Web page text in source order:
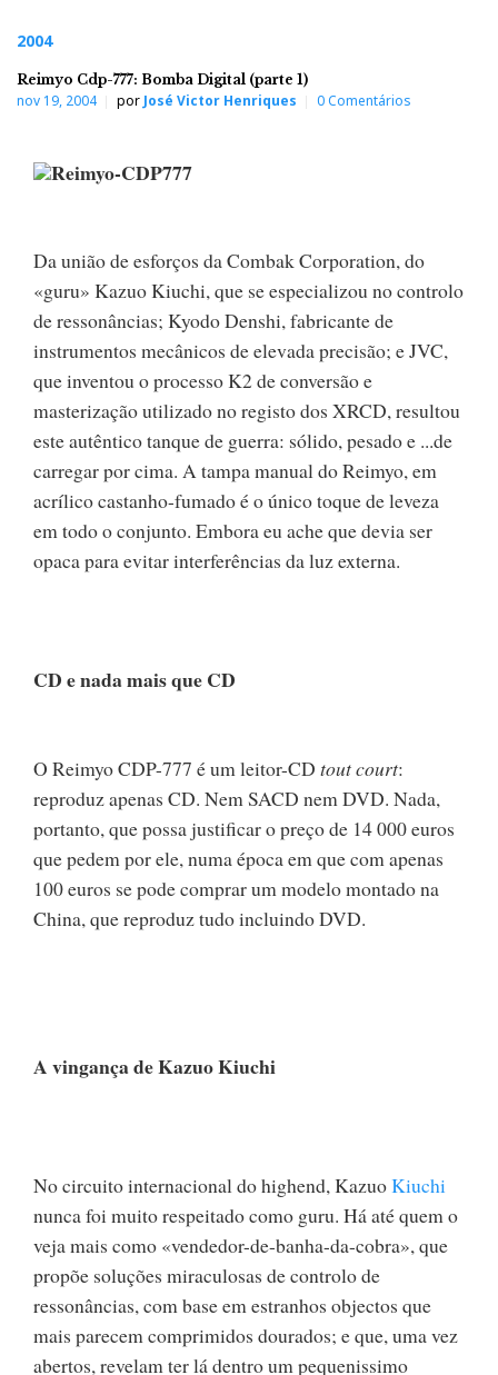
2004
Reimyo Cdp-777: Bomba Digital (parte 1)
nov 19, 2004 por José Victor Henriques 0 Comentários
Reimyo-CDP777
Da união de esforços da Combak Corporation, do
«guru» Kazuo Kiuchi, que se especializou no controlo
de ressonâncias; Kyodo Denshi, fabricante de
instrumentos mecânicos de elevada precisão; e JVC,
que inventou o processo K2 de conversão e
masterização utilizado no registo dos XRCD, resultou
este autêntico tanque de guerra: sólido, pesado e ...de
carregar por cima. A tampa manual do Reimyo, em
acrílico castanho-fumado é o único toque de leveza
em todo o conjunto. Embora eu ache que devia ser
opaca para evitar interferências da luz externa.
CD e nada mais que CD
O Reimyo CDP-777 é um leitor-CD tout court:
reproduz apenas CD. Nem SACD nem DVD. Nada,
portanto, que possa justificar o preço de 14 000 euros
que pedem por ele, numa época em que com apenas
100 euros se pode comprar um modelo montado na
China, que reproduz tudo incluindo DVD.
A vingança de Kazuo Kiuchi
No circuito internacional do highend, KazuoKiuchi
nunca foi muito respeitado como guru. Há até quem o
veja mais como «vendedor-de-banha-da-cobra», que
propõe soluções miraculosas de controlo de
ressonâncias, com base em estranhos objectos que
mais parecem comprimidos dourados; e que, uma vez
abertos, revelam ter lá dentro um pequenissimo